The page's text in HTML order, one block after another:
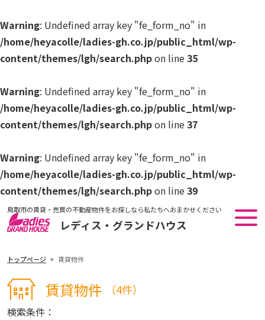
Warning: Undefined array key "fe_form_no" in
/home/heyacolle/ladies-gh.co.jp/public_html/wp-
content/themes/lgh/search.phpon line35
Warning: Undefined array key "fe_form_no" in
/home/heyacolle/ladies-gh.co.jp/public_html/wp-
content/themes/lgh/search.phpon line37
Warning: Undefined array key "fe_form_no" in
/home/heyacolle/ladies-gh.co.jp/public_html/wp-
content/themes/lgh/search.phpon line39
レディス・グランドハウス
鳥取市の賃貸・売買の不動産物件をお探しなら私たちへおまかせください
トップページ 賃貸物件
賃貸物件 （4件）
検索条件：